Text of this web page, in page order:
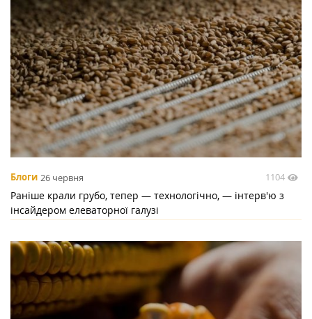
Блоги 26 червня 1104
Раніше крали грубо, тепер — технологічно, — інтерв'ю з
інсайдером елеваторної галузі